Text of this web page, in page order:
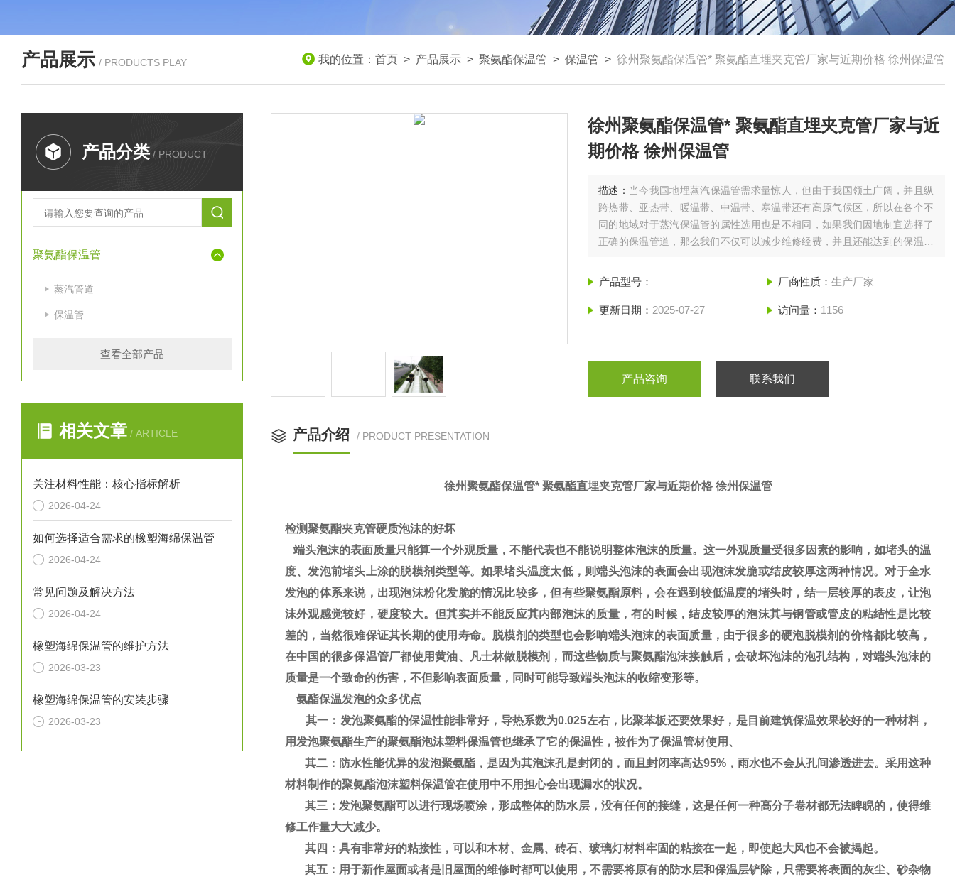
产品展示 / PRODUCTS PLAY 我的位置： 首页 > 产品展示 > 聚氨酯保温管 > 保温管 > 徐州聚氨酯保温管* 聚氨酯直埋夹克管厂家与近期价格 徐州保温管
产品分类 / PRODUCT
聚氨酯保温管
蒸汽管道
保温管
查看全部产品
相关文章 / ARTICLE
关注材料性能：核心指标解析
2026-04-24
如何选择适合需求的橡塑海绵保温管
2026-04-24
常见问题及解决方法
2026-04-24
橡塑海绵保温管的维护方法
2026-03-23
橡塑海绵保温管的安装步骤
2026-03-23
徐州聚氨酯保温管* 聚氨酯直埋夹克管厂家与近
期价格 徐州保温管
描述： 当今我国地埋蒸汽保温管需求量惊人，但由于我国领土广阔，并且纵
跨热带、亚热带、暖温带、中温带、寒温带还有高原气候区，所以在各个不
同的地域对于蒸汽保温管的属性选用也是不相同，如果我们因地制宜选择了
正确的保温管道，那么我们不仅可以减少维修经费，并且还能达到的保温效
近期价格 徐州保温管
产品型号： 厂商性质： 生产厂家
更新日期： 2025-07-27 访问量： 1156
产品咨询 联系我们
产品介绍 / PRODUCT PRESENTATION
徐州聚氨酯保温管* 聚氨酯直埋夹克管厂家与近期价格 徐州保温管
检测聚氨酯夹克管硬质泡沫的好坏
端头泡沫的表面质量只能算一个外观质量，不能代表也不能说明整体泡沫的质量。这一外观质量受很多因素的影响，如堵头的温
度、发泡前堵头上涂的脱模剂类型等。如果堵头温度太低，则端头泡沫的表面会出现泡沫发脆或结皮较厚这两种情况。对于全水
发泡的体系来说，出现泡沫粉化发脆的情况比较多，但有些聚氨酯原料，会在遇到较低温度的堵头时，结一层较厚的表皮，让泡
沫外观感觉较好，硬度较大。但其实并不能反应其内部泡沫的质量，有的时候，结皮较厚的泡沫其与钢管或管皮的粘结性是比较
差的，当然很难保证其长期的使用寿命。脱模剂的类型也会影响端头泡沫的表面质量，由于很多的硬泡脱模剂的价格都比较高，
在中国的很多保温管厂都使用黄油、凡士林做脱模剂，而这些物质与聚氨酯泡沫接触后，会破坏泡沫的泡孔结构，对端头泡沫的
质量是一个致命的伤害，不但影响表面质量，同时可能导致端头泡沫的收缩变形等。
氨酯保温发泡的众多优点
其一：发泡聚氨酯的保温性能非常好，导热系数为0.025左右，比聚苯板还要效果好，是目前建筑保温效果较好的一种材料，
用发泡聚氨酯生产的聚氨酯泡沫塑料保温管也继承了它的保温性，被作为了保温管材使用、
其二：防水性能优异的发泡聚氨酯，是因为其泡沫孔是封闭的，而且封闭率高达95%，雨水也不会从孔间渗透进去。采用这种
材料制作的聚氨酯泡沫塑料保温管在使用中不用担心会出现漏水的状况。
其三：发泡聚氨酯可以进行现场喷涂，形成整体的防水层，没有任何的接缝，这是任何一种高分子卷材都无法睥睨的，使得维
修工作量大大减少。
其四：具有非常好的粘接性，可以和木材、金属、砖石、玻璃灯材料牢固的粘接在一起，即使起大风也不会被揭起。
其五：用于新作屋面或者是旧屋面的维修时都可以使用，不需要将原有的防水层和保温层铲除，只需要将表面的灰尘、砂杂物